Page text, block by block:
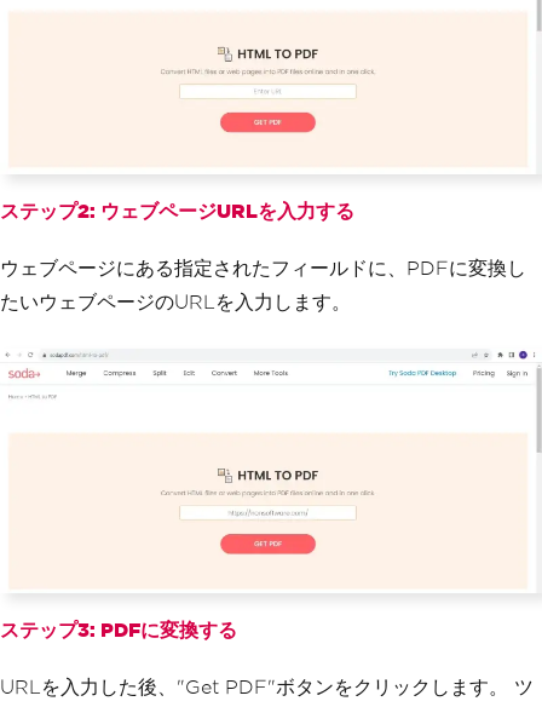
ステップ2: ウェブページURLを入力する
ウェブページにある指定されたフィールドに、PDFに変換し
たいウェブページのURLを入力します。
ステップ3: PDFに変換する
URLを入力した後、"Get PDF"ボタンをクリックします。 ツ